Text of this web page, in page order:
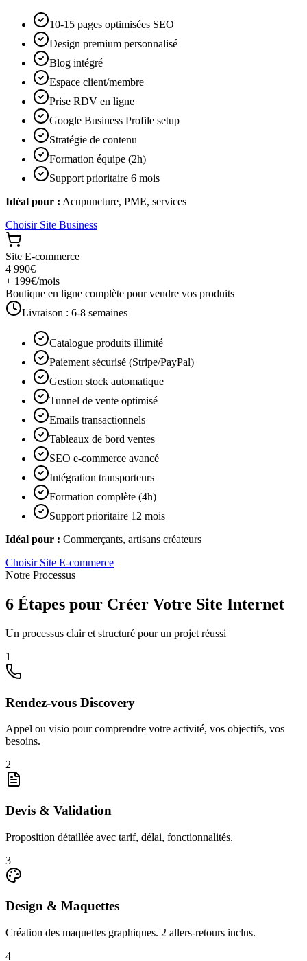
10-15 pages optimisées SEO
Design premium personnalisé
Blog intégré
Espace client/membre
Prise RDV en ligne
Google Business Profile setup
Stratégie de contenu
Formation équipe (2h)
Support prioritaire 6 mois
Idéal pour : Acupuncture, PME, services
Choisir Site Business
Site E-commerce
4 990€
+ 199€/mois
Boutique en ligne complète pour vendre vos produits
Livraison : 6-8 semaines
Catalogue produits illimité
Paiement sécurisé (Stripe/PayPal)
Gestion stock automatique
Tunnel de vente optimisé
Emails transactionnels
Tableaux de bord ventes
SEO e-commerce avancé
Intégration transporteurs
Formation complète (4h)
Support prioritaire 12 mois
Idéal pour : Commerçants, artisans créateurs
Choisir Site E-commerce
Notre Processus
6 Étapes pour Créer Votre Site Internet
Un processus clair et structuré pour un projet réussi
1
Rendez-vous Discovery
Appel ou visio pour comprendre votre activité, vos objectifs, vos
besoins.
2
Devis & Validation
Proposition détaillée avec tarif, délai, fonctionnalités.
3
Design & Maquettes
Création des maquettes graphiques. 2 allers-retours inclus.
4